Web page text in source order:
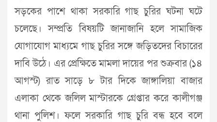
সড়কের পাশে থাকা সরকারি গাছ চুরির ঘটনা ঘটে
চলেছে। সম্প্রতি বিষয়টি জানাজানি হলে সামাজিক
যোগাযোগ মাধ্যমে গাছ চুরির সঙ্গে জড়িতদের বিচারের
দাবি উঠে। এর প্রেক্ষিতে মামলা দায়ের পর শুক্রবার (১৪
আগস্ট) রাত সাড়ে ৮ টার দিকে জাঙ্গালিয়া বাজার
এলাকা থেকে জলিল মাস্টারকে গ্রেপ্তার করে কালীগঞ্জ
থানা পুলিশ। ফলে সরকারি গাছ চুরি বন্ধ হবে বলে